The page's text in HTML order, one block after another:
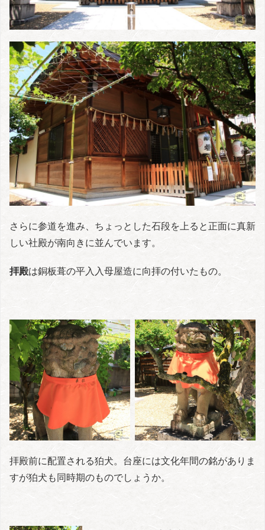
さらに参道を進み、ちょっとした石段を上ると正面に真新
しい社殿が南向きに並んでいます。
拝殿は銅板葺の平入入母屋造に向拝の付いたもの。
拝殿前に配置される狛犬。台座には文化年間の銘がありま
すが狛犬も同時期のものでしょうか。